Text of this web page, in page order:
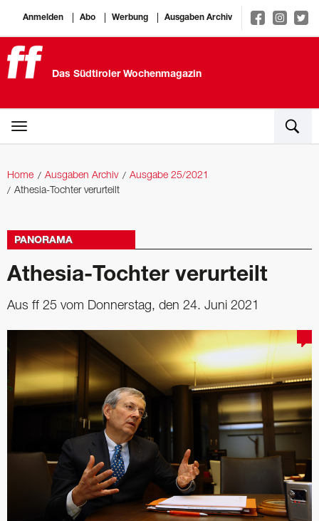
Anmelden Abo Werbung Ausgaben Archiv
Das Südtiroler Wochenmagazin
Home Ausgaben Archiv
Ausgabe 25/2021
Athesia-Tochter verurteilt
PANORAMA
Athesia-Tochter verurteilt
Aus ff 25 vom Donnerstag, den 24. Juni 2021